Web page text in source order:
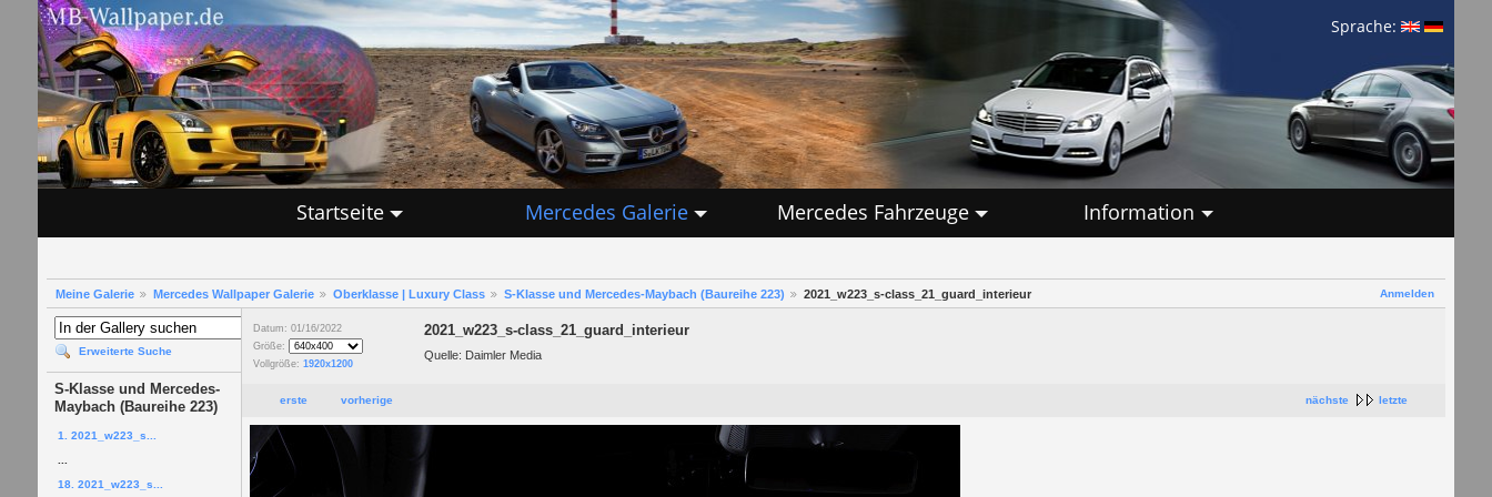
Sprache:
Startseite Mercedes Galerie Mercedes Fahrzeuge Information
Anmelden
Meine Galerie Mercedes Wallpaper Galerie Oberklasse | Luxury Class S-Klasse und Mercedes-Maybach (Baureihe 223) 2021_w223_s-class_21_guard_interieur
Erweiterte Suche
S-Klasse und Mercedes-
Maybach (Baureihe 223)
1. 2021_w223_s...
18. 2021_w223_s...
Datum: 01/16/2022
Größe:
Vollgröße: 1920x1200
2021_w223_s-class_21_guard_interieur
Quelle: Daimler Media
nächste letzte
erste vorherige